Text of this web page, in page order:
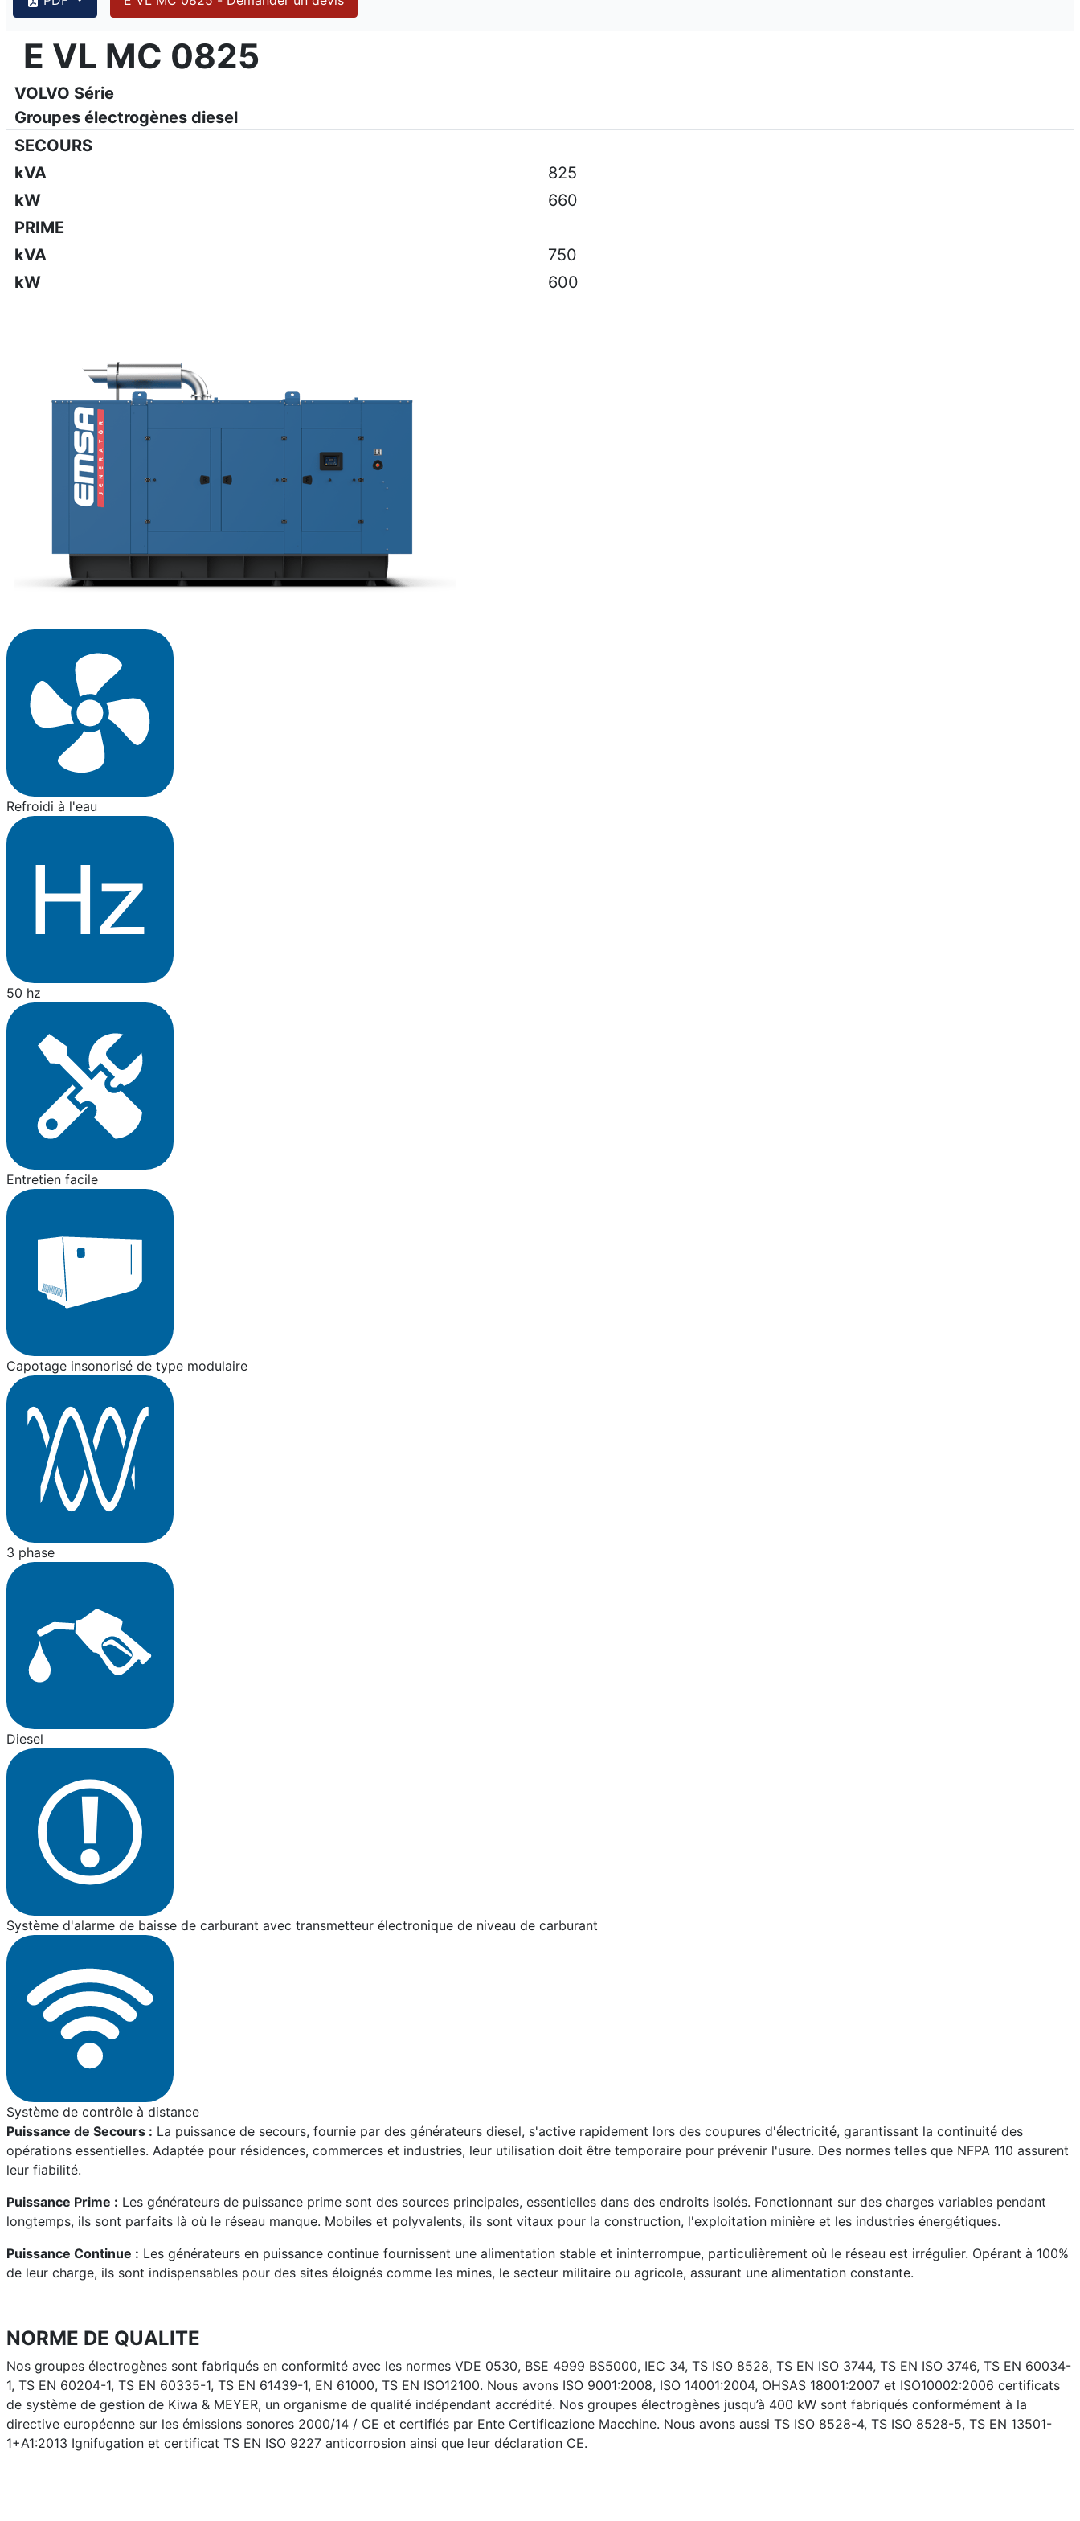
{PAGENO}
info@emsa.gen.tr|
www.emsa.gen.tr
E VL MC 0825
E VL MC 0825
VOLVO Série
Groupes électrogènes diesel
SECOURS
kVA
825
kW
660
PRIME
kVA
750
kW
600
Refroidi à l'eau
50 hz
Entretien facile
Capotage insonorisé de type modulaire
3 phase
Diesel
Système d'alarme de baisse de carburant avec transmetteur électronique de niveau de carburant
Système de contrôle à distance
Puissance de Secours : La puissance de secours, fournie par des générateurs diesel, s'active rapidement lors des coupures d'électricité, garantissant la continuité des
opérations essentielles. Adaptée pour résidences, commerces et industries, leur utilisation doit être temporaire pour prévenir l'usure. Des normes telles que NFPA 110 assurent
leur fiabilité.
Puissance Prime : Les générateurs de puissance prime sont des sources principales, essentielles dans des endroits isolés. Fonctionnant sur des charges variables pendant
longtemps, ils sont parfaits là où le réseau manque. Mobiles et polyvalents, ils sont vitaux pour la construction, l'exploitation minière et les industries énergétiques.
Puissance Continue : Les générateurs en puissance continue fournissent une alimentation stable et ininterrompue, particulièrement où le réseau est irrégulier. Opérant à 100%
de leur charge, ils sont indispensables pour des sites éloignés comme les mines, le secteur militaire ou agricole, assurant une alimentation constante.
NORME DE QUALITE
Nos groupes électrogènes sont fabriqués en conformité avec les normes VDE 0530, BSE 4999 BS5000, IEC 34, TS ISO 8528, TS EN ISO 3744, TS EN ISO 3746, TS EN 60034-
1, TS EN 60204-1, TS EN 60335-1, TS EN 61439-1, EN 61000, TS EN ISO12100. Nous avons ISO 9001:2008, ISO 14001:2004, OHSAS 18001:2007 et ISO10002:2006 certificats
de système de gestion de Kiwa & MEYER, un organisme de qualité indépendant accrédité. Nos groupes électrogènes jusqu’à 400 kW sont fabriqués conformément à la
directive européenne sur les émissions sonores 2000/14 / CE et certifiés par Ente Certificazione Macchine. Nous avons aussi TS ISO 8528-4, TS ISO 8528-5, TS EN 13501-
1+A1:2013 Ignifugation et certificat TS EN ISO 9227 anticorrosion ainsi que leur déclaration CE.